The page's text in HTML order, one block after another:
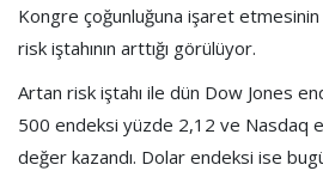
Kongre çoğunluğuna işaret etmesinin
risk iştahının arttığı görülüyor.
Artan risk iştahı ile dün Dow Jones
500 endeksi yüzde 2,12 ve Nasdaq
değer kazandı. Dolar endeksi ise